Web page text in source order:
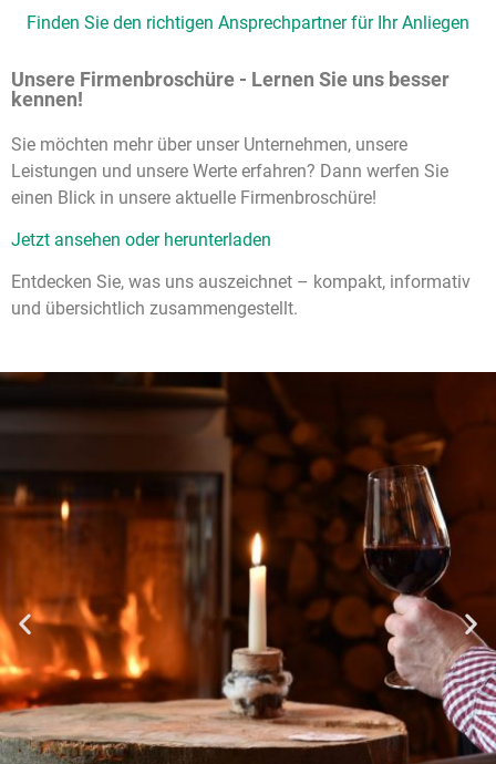
Finden Sie den richtigen Ansprechpartner für Ihr Anliegen
Unsere Firmenbroschüre - Lernen Sie uns besser
kennen!
Sie möchten mehr über unser Unternehmen, unsere
Leistungen und unsere Werte erfahren? Dann werfen Sie
einen Blick in unsere aktuelle Firmenbroschüre!
Jetzt ansehen oder herunterladen
Entdecken Sie, was uns auszeichnet – kompakt, informativ
und übersichtlich zusammengestellt.